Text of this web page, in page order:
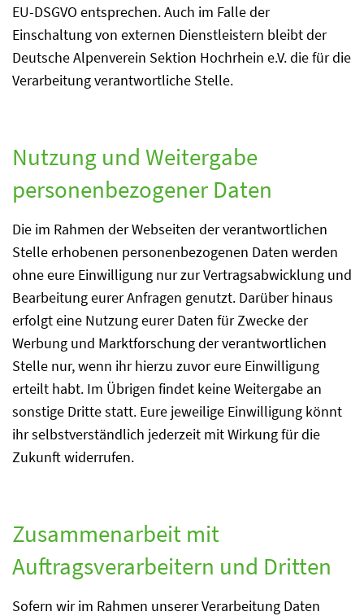
EU-DSGVO entsprechen. Auch im Falle der
Einschaltung von externen Dienstleistern bleibt der
Deutsche Alpenverein Sektion Hochrhein e.V. die für die
Verarbeitung verantwortliche Stelle.
Nutzung und Weitergabe
personenbezogener Daten
Die im Rahmen der Webseiten der verantwortlichen
Stelle erhobenen personenbezogenen Daten werden
ohne eure Einwilligung nur zur Vertragsabwicklung und
Bearbeitung eurer Anfragen genutzt. Darüber hinaus
erfolgt eine Nutzung eurer Daten für Zwecke der
Werbung und Marktforschung der verantwortlichen
Stelle nur, wenn ihr hierzu zuvor eure Einwilligung
erteilt habt. Im Übrigen findet keine Weitergabe an
sonstige Dritte statt. Eure jeweilige Einwilligung könnt
ihr selbstverständlich jederzeit mit Wirkung für die
Zukunft widerrufen.
Zusammenarbeit mit
Auftragsverarbeitern und Dritten
Sofern wir im Rahmen unserer Verarbeitung Daten